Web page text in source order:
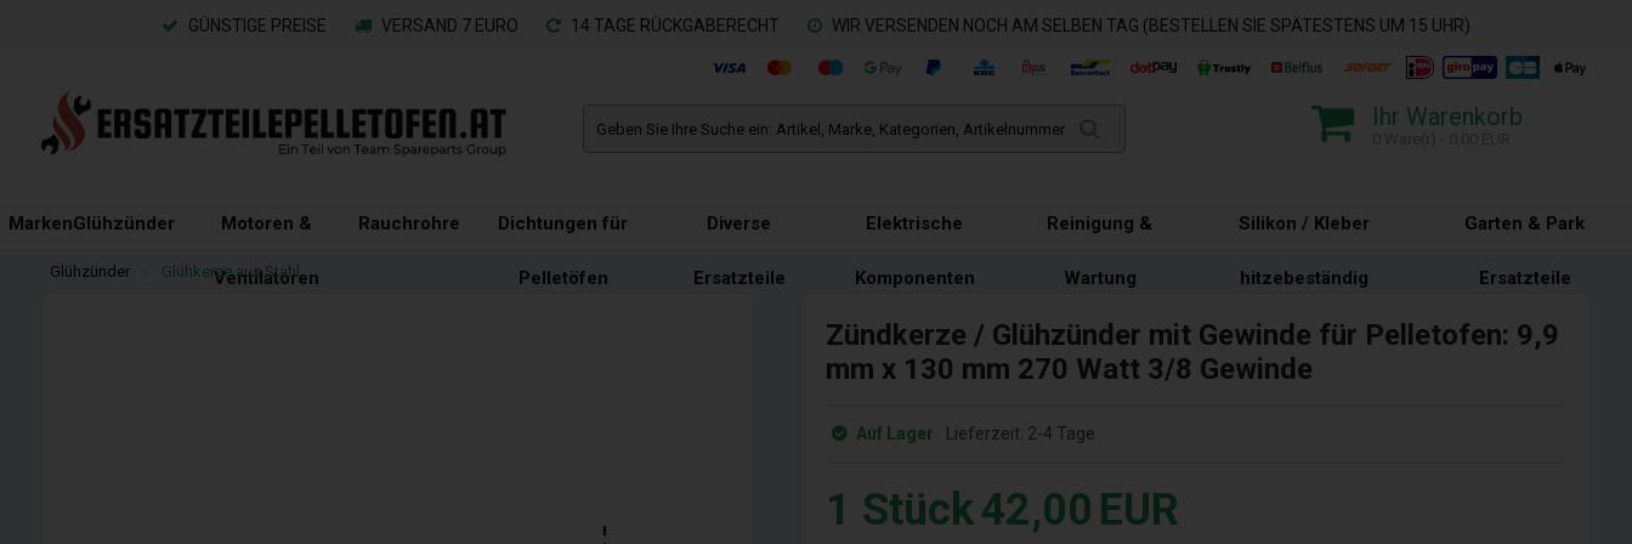
GÜNSTIGE PREISE VERSAND 7 EURO 14 TAGE RÜCKGABERECHT WIR VERSENDEN NOCH AM SELBEN TAG (BESTELLEN SIE SPÄTESTENS UM 15 UHR)
Ihr Warenkorb
MarkenGlühzünder Motoren &
Ventilatoren
Rauchrohre Dichtungen für
Pelletöfen
Diverse
Ersatzteile
Elektrische
Komponenten
Reinigung &
Wartung
Silikon / Kleber
hitzebeständig
Garten & Park
Ersatzteile
Glühzünder Glühkerze aus Stahl
Zündkerze / Glühzünder mit Gewinde für Pelletofen: 9,9
mm x 130 mm 270 Watt 3/8 Gewinde
Lieferzeit: 2-4 Tage
Auf Lager
1 Stück42,00 EUR